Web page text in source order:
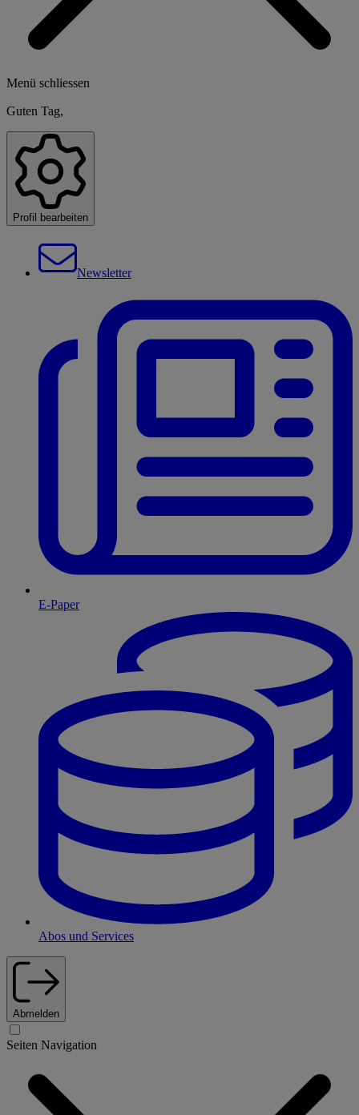
Menü schliessen
Guten Tag,
Profil bearbeiten
Newsletter
E-Paper
Abos und Services
Abmelden
Seiten Navigation